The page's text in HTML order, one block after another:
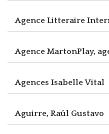
Agence Litteraire
Agence MartonPlay,
Agences Isabelle Vital
Aguirre, Raúl Gustavo